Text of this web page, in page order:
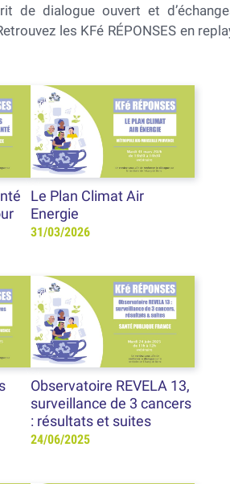
de dialogue ouvert et
les KFé RÉPONSES en
Le Plan Climat Air
Energie
31/03/2026
Observatoire REVELA 13,
surveillance de 3 cancers
: résultats et suites
24/06/2025